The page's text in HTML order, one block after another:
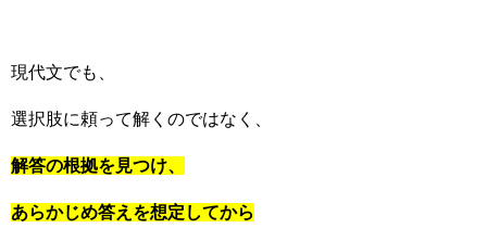
現代文でも、
選択肢に頼って解くのではなく、
解答の根拠を見つけ、
あらかじめ答えを想定してから